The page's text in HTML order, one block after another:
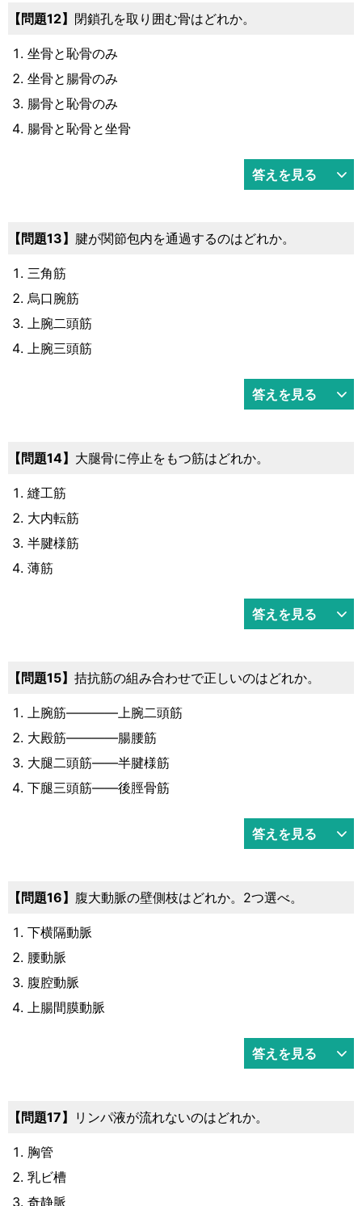
12 閉鎖孔を取り囲む骨はどれか。
坐骨と恥骨のみ
坐骨と腸骨のみ
腸骨と恥骨のみ
腸骨と恥骨と坐骨
答えを見る
13 腱が関節包内を通過するのはどれか。
三角筋
烏口腕筋
上腕二頭筋
上腕三頭筋
答えを見る
14 大腿骨に停止をもつ筋はどれか。
縫工筋
大内転筋
半腱様筋
薄筋
答えを見る
15 拮抗筋の組み合わせで正しいのはどれか。
上腕筋――――上腕二頭筋
大殿筋――――腸腰筋
大腿二頭筋――半腱様筋
下腿三頭筋――後脛骨筋
答えを見る
16 腹大動脈の壁側枝はどれか。2つ選べ。
下横隔動脈
腰動脈
腹腔動脈
上腸間膜動脈
答えを見る
17 リンパ液が流れないのはどれか。
胸管
乳ビ槽
奇静脈